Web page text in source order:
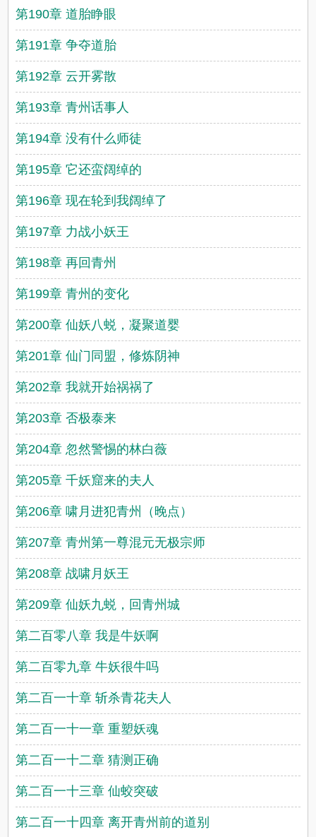
第190章 道胎睁眼
第191章 争夺道胎
第192章 云开雾散
第193章 青州话事人
第194章 没有什么师徒
第195章 它还蛮阔绰的
第196章 现在轮到我阔绰了
第197章 力战小妖王
第198章 再回青州
第199章 青州的变化
第200章 仙妖八蜕，凝聚道婴
第201章 仙门同盟，修炼阴神
第202章 我就开始祸祸了
第203章 否极泰来
第204章 忽然警惕的林白薇
第205章 千妖窟来的夫人
第206章 啸月进犯青州（晚点）
第207章 青州第一尊混元无极宗师
第208章 战啸月妖王
第209章 仙妖九蜕，回青州城
第二百零八章 我是牛妖啊
第二百零九章 牛妖很牛吗
第二百一十章 斩杀青花夫人
第二百一十一章 重塑妖魂
第二百一十二章 猜测正确
第二百一十三章 仙蛟突破
第二百一十四章 离开青州前的道别